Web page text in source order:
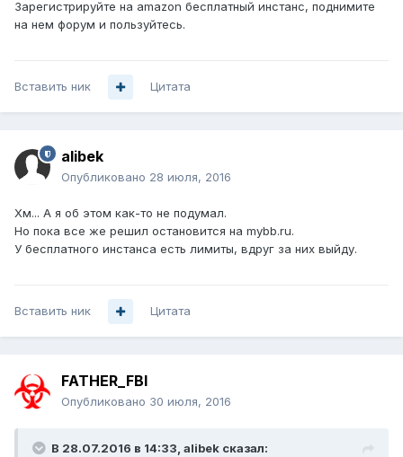
Зарегистрируйте на amazon бесплатный инстанс, поднимите
на нем форум и пользуйтесь.
Вставить ник Цитата
alibek
Опубликовано 28 июля, 2016
Хм... А я об этом как-то не подумал.
Но пока все же решил остановится на mybb.ru.
У бесплатного инстанса есть лимиты, вдруг за них выйду.
Вставить ник Цитата
FATHER_FBI
Опубликовано 30 июля, 2016
В 28.07.2016 в 14:33, alibek сказал: